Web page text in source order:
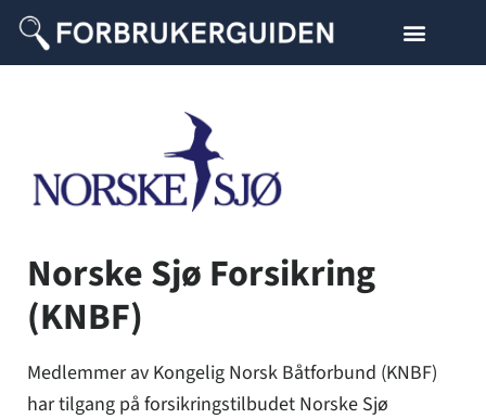
Norske Sjø Forsikring
(KNBF)
Medlemmer av Kongelig Norsk Båtforbund (KNBF)
har tilgang på forsikringstilbudet Norske Sjø